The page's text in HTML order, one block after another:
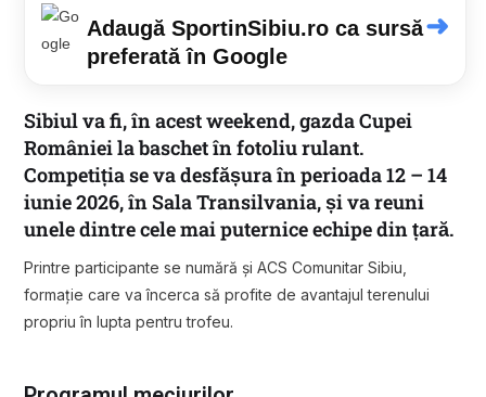
Adaugă SportinSibiu.ro ca sursă
preferată în Google
➜
Sibiul va fi, în acest weekend, gazda Cupei
României la baschet în fotoliu rulant.
Competiția se va desfășura în perioada 12 – 14
iunie 2026, în Sala Transilvania, și va reuni
unele dintre cele mai puternice echipe din țară.
Printre participante se numără și ACS Comunitar Sibiu,
formație care va încerca să profite de avantajul terenului
propriu în lupta pentru trofeu.